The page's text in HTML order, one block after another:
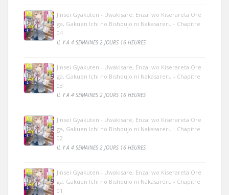
Jinsei Gyakuten - Uwakisare, Enzai wo Kiserareta Ore
ga, Gakuen Ichi no Bishoujo ni Nakasareru - Chapitre
04
IL Y A 4 SEMAINES 2 JOURS 16 HEURES
Jinsei Gyakuten - Uwakisare, Enzai wo Kiserareta Ore
ga, Gakuen Ichi no Bishoujo ni Nakasareru - Chapitre
03
IL Y A 4 SEMAINES 2 JOURS 16 HEURES
Jinsei Gyakuten - Uwakisare, Enzai wo Kiserareta Ore
ga, Gakuen Ichi no Bishoujo ni Nakasareru - Chapitre
02
IL Y A 4 SEMAINES 2 JOURS 16 HEURES
Jinsei Gyakuten - Uwakisare, Enzai wo Kiserareta Ore
ga, Gakuen Ichi no Bishoujo ni Nakasareru - Chapitre
01